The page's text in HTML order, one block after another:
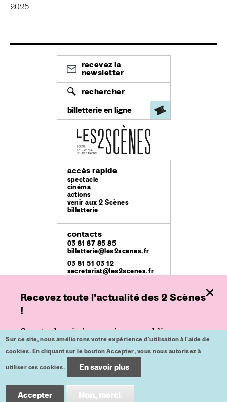
2025
recevez la
newsletter
rechercher
billetterie en ligne
accès rapide
spectacle
cinéma
actions
venir aux 2 Scènes
billetterie
contacts
03 81 87 85 85
billetterie@les2scenes.fr
03 81 51 03 12
secretariat@les2scenes.fr
lieux
place de l'Europe
place du Théâtre
crédits
mentions légales
Recevez toute l'actualité des 2 Scènes
!
Spectacle, cinéma ou jeune public,
inscrivez-vous à nos lettres d'informations
pour ne plus rien rater.
Inscription
Sur ce site, nous améliorons votre expérience d'utilisation à l'aide de
cookies. En cliquant sur le bouton Accepter, vous nous autorisez à
utiliser ces cookies. En savoir plus
Accepter Non, merci.